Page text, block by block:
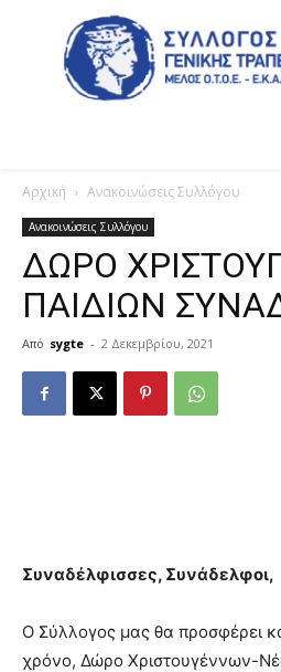
Αρχική Ανακοινώσεις Συλλόγου
Ανακοινώσεις Συλλόγου
ΔΩΡΟ
ΠΑΙΔΙΩΝ
Από sygte - 2 Δεκεμβρίου, 2021
Συναδέλφισσες, Συνάδελφοι,
Ο Σύλλογος μας θα προσφέρει
χρόνο, Δώρο Χριστουγέννων-